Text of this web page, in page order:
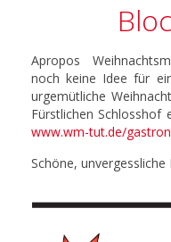
Apropos
noch keine Idee für
urgemütliche
Fürstlichen Schlosshof
www.wm-tut.de/
Schöne,